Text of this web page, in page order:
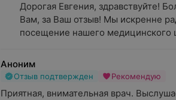
Дорогая Евгения, здравствуйте!
Вам, за Ваш отзыв! Мы искренне
посещение нашего медицинского
Аноним
Отзыв подтвержден Рекомендую
Приятная, внимательная врач.